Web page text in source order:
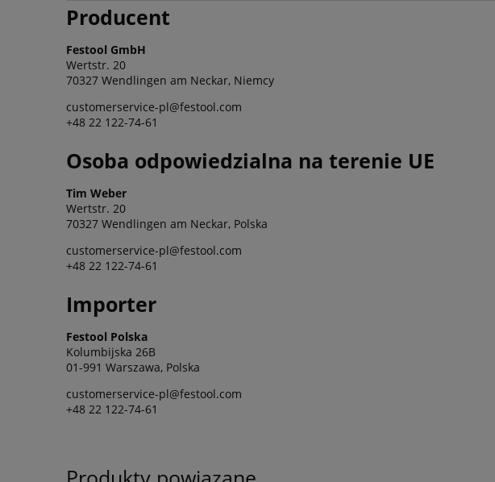
Producent
Festool GmbH
Wertstr. 20
70327 Wendlingen am Neckar, Niemcy
customerservice-pl@festool.com
+48 22 122-74-61
Osoba odpowiedzialna na terenie UE
Tim Weber
Wertstr. 20
70327 Wendlingen am Neckar, Polska
customerservice-pl@festool.com
+48 22 122-74-61
Importer
Festool Polska
Kolumbijska 26B
01-991 Warszawa, Polska
customerservice-pl@festool.com
+48 22 122-74-61